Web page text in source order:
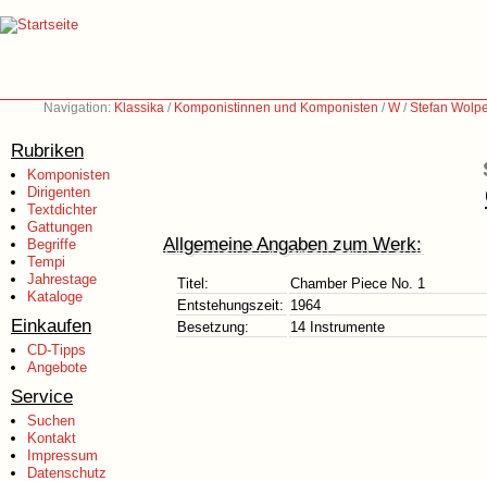
Navigation: Klassika / Komponistinnen und Komponisten /W/Stefan
Rubriken
Komponisten
Dirigenten
Textdichter
Gattungen
Begriffe
Tempi
Jahrestage
Kataloge
Einkaufen
CD-Tipps
Angebote
Service
Suchen
Kontakt
Impressum
Datenschutz
Allgemeine Angaben zum Werk:
Titel:
Chamber Piece No. 1
Entstehungszeit: 1964
Besetzung:
14 Instrumente